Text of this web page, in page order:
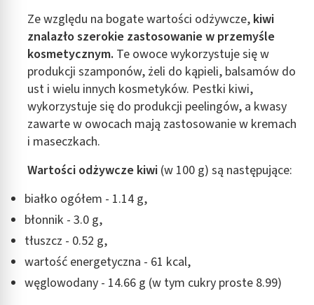
Ze względu na bogate wartości odżywcze, kiwi
znalazło szerokie zastosowanie w przemyśle
kosmetycznym. Te owoce wykorzystuje się w
produkcji szamponów, żeli do kąpieli, balsamów do
ust i wielu innych kosmetyków. Pestki kiwi,
wykorzystuje się do produkcji peelingów, a kwasy
zawarte w owocach mają zastosowanie w kremach
i maseczkach.
Wartości odżywcze kiwi (w 100 g) są następujące:
białko ogółem - 1.14 g,
błonnik - 3.0 g,
tłuszcz - 0.52 g,
wartość energetyczna - 61 kcal,
węglowodany - 14.66 g (w tym cukry proste 8.99)